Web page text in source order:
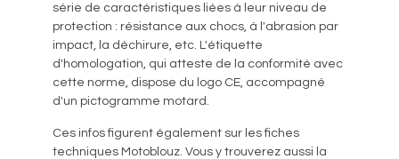
série de caractéristiques liées à leur niveau de
protection : résistance aux chocs, à l'abrasion par
impact, la déchirure, etc. L'étiquette
d'homologation, qui atteste de la conformité avec
cette norme, dispose du logo CE, accompagné
d'un pictogramme motard.
Ces infos figurent également sur les fiches
techniques Motoblouz. Vous y trouverez aussi la